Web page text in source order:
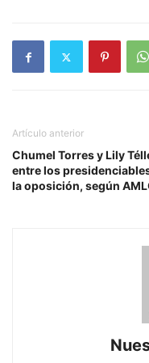
Artículo anterior
Chumel Torres y Lily
entre los
la oposición, según